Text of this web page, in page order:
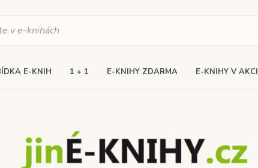
E-KNIH 1 + 1 E-KNIHY ZDARMA E-KNIHY V AKCI